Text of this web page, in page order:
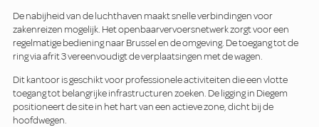
De nabijheid van de luchthaven maakt snelle verbindingen voor
zakenreizen mogelijk. Het openbaarvervoersnetwerk zorgt voor een
regelmatige bediening naar Brussel en de omgeving. De toegang tot de
ring via afrit 3 vereenvoudigt de verplaatsingen met de wagen.
Dit kantoor is geschikt voor professionele activiteiten die een vlotte
toegang tot belangrijke infrastructuren zoeken. De ligging in Diegem
positioneert de site in het hart van een actieve zone, dicht bij de
hoofdwegen.